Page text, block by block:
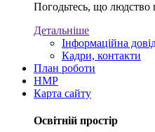
Погодьтесь, що людство
Детальніше
Інформаційна
Кадри, контакти
План роботи
НМР
Карта сайту
Освітній простір